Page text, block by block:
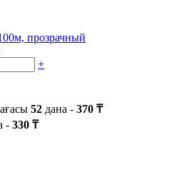
прозрачный
+
52 дана - 370 ₸
- 330 ₸